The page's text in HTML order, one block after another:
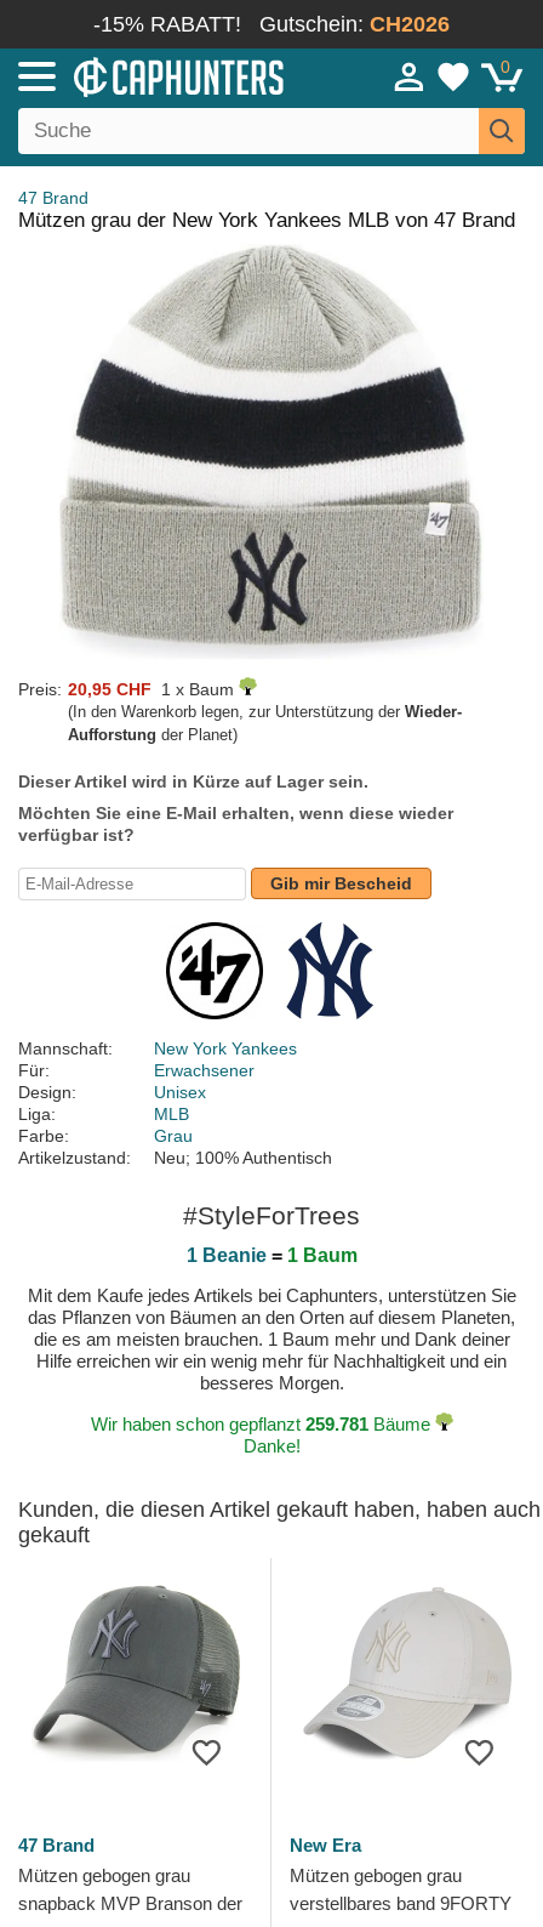
-15% RABATT! Gutschein: CH2026
0
47 Brand
Mützen grau der New York Yankees MLB von 47 Brand
Preis: 20,95 CHF 1 x Baum
(In den Warenkorb legen, zur Unterstützung der Wieder-
Aufforstung der Planet)
Dieser Artikel wird in Kürze auf Lager sein.
Möchten Sie eine E-Mail erhalten, wenn diese wieder
verfügbar ist?
Gib mir Bescheid
Mannschaft:
New York Yankees
Für:
Erwachsener
Design:
Unisex
Liga:
MLB
Farbe:
Grau
Artikelzustand:
Neu; 100% Authentisch
#StyleForTrees
1 Beanie= 1 Baum
Mit dem Kaufe jedes Artikels bei Caphunters, unterstützen Sie
das Pflanzen von Bäumen an den Orten auf diesem Planeten,
die es am meisten brauchen. 1 Baum mehr und Dank deiner
Hilfe erreichen wir ein wenig mehr für Nachhaltigkeit und ein
besseres Morgen.
Wir haben schon gepflanzt 259.781Bäume
Danke!
Kunden, die diesen Artikel gekauft haben, haben auch
gekauft
47 Brand
Mützen gebogen grau
snapback MVP Branson der
New Era
Mützen gebogen grau
verstellbares band 9FORTY